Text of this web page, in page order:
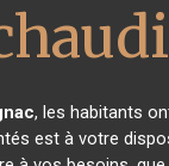
, les habitants
est à votre